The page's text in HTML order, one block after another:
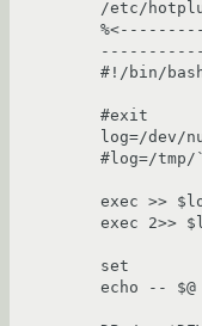
/etc/
#!/bin/
#exit
log=/dev/
#log=/tmp/
exec >>
exec 2>>
set
echo --